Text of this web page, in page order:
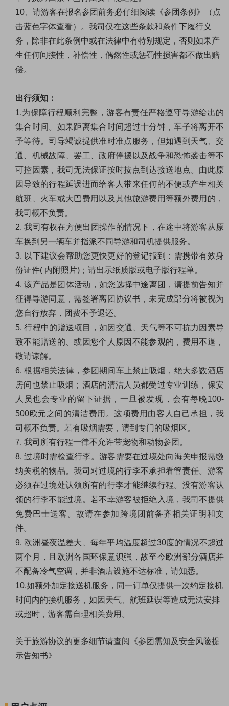
10 、请游客在报名参团前务必仔细阅读《参团条例 》（点
击蓝色字体查看）。我司仅在这些条款和条件下履行义
务，除非在此条例中或在法律中有特别规定，否则如果产
生任何间接性，补偿性，偶然性或惩罚性损害都不做出赔
偿。
出行须知：
1.为保障行程顺利完整，游客有责任严格遵守导游给出的
集合时间。如果距离集合时间超过十分钟，车子将离开不
予等待。司导竭诚提供准时准点服务，但如遇到天气、交
通、机械故障、罢工、政府停摆以及战争和恐怖袭击等不
可控因素，我司无法保证按时按点到达接送地点。由此原
因导致的行程延误进而给客人带来任何的不便或产生相关
航班、火车或大巴费用以及其他旅游费用等额外费用的，
我司概不负责。
2.我司有权在方便出团操作的情况下，在途中将游客从原
车换到另一辆车并指派不同导游和司机提供服务。
3. 以下建议会帮助您更快更好的登记报到：需携带有效身
份证件( 内附照片) ；请出示纸质版或电子版行程单。
4.该产品是团体活动，如您选择中途离团，请提前告知并
征得导游同意，需签署离团协议书，未完成部分将被视为
您自行放弃，团费不予退还。
5.行程中的赠送项目，如因交通、天气等不可抗力因素导
致不能赠送的、或因您个人原因不能参观的，费用不退，
敬请谅解。
6.根据相关法律，参团期间车上禁止吸烟，绝大多数酒店
房间也禁止吸烟；酒店的清洁人员都受过专业训练，保安
人员也会专业的留下证据，一旦被发现，会有每晚100-
500欧元之间的清洁费用。这项费用由客人自己承担，我
司概不负责。若有吸烟需要，请到专门的吸烟区。
7. 我司所有行程一律不允许带宠物和动物参团。
8.过境时需检查行李。游客需要在过境处向海关申报需缴
纳关税的物品。我司对过境的行李不承担看管责任。游客
必须在过境处认领所有的行李才能继续行程。没有游客认
领的行李不能过境。若不幸游客被拒绝入境，我司不提供
免费巴士送客。故请在参加跨境团前备齐相关证明和文
件。
9. 欧洲昼夜温差大、每年平均温度超过30度的情况不超过
两个月，且欧洲各国环保意识强，故至今欧洲部分酒店并
不配备冷气空调，并非酒店设施不达标准，请知悉。
10.如额外加定接送机服务，同一订单仅提供一次约定接机
时间内的接机服务，如因天气、航班延误等造成无法安排
或超时，游客需自理相关费用。
关于旅游协议的更多细节请查阅
《参团需知及安全风险提
示告知书》